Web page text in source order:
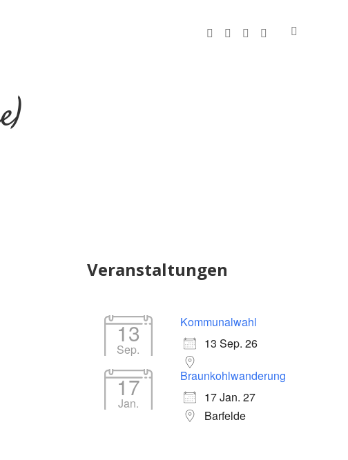
facebookinstagram
rss
Veranstaltungen
13
Sep.
Kommunalwahl
13 Sep. 26
17
Jan.
Braunkohlwanderung
17 Jan. 27
Barfelde